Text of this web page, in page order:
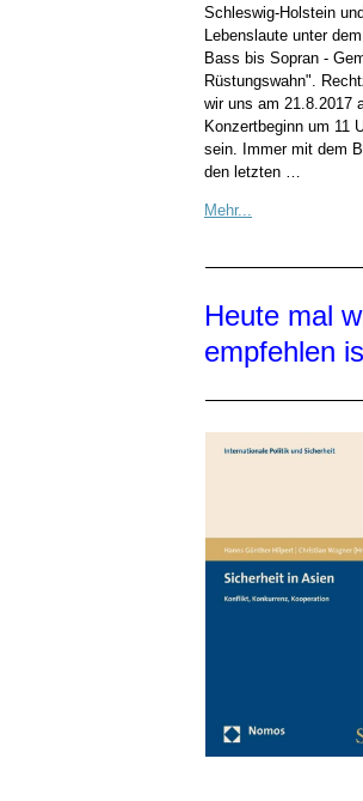
Schleswig-Holstein
Lebenslaute unter
Bass bis Sopran -
Rüstungswahn".
wir uns am 21.8.2017
Konzertbeginn um 11
sein. Immer mit dem
den letzten …
Mehr...
Heute mal
empfehlen